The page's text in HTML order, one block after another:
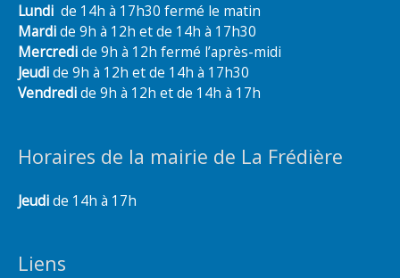
Lundi de 14h à 17h30 fermé le matin
Mardide 9h à 12h et de 14h à 17h30
Mercredide 9h à 12h fermé l’après-midi
Jeudide 9h à 12h et de 14h à 17h30
Vendredide 9h à 12h et de 14h à 17h
Horaires de la mairie de La Frédière
Jeudide 14h à 17h
Liens